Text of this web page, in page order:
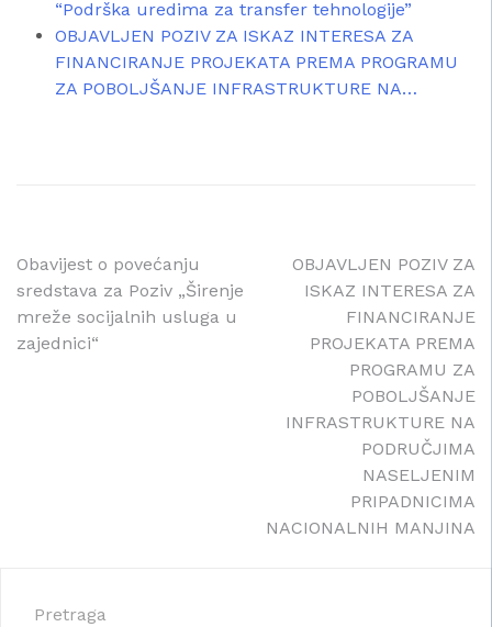
“Podrška uredima za transfer tehnologije”
OBJAVLJEN POZIV ZA ISKAZ INTERESA ZA
FINANCIRANJE PROJEKATA PREMA PROGRAMU
ZA POBOLJŠANJE INFRASTRUKTURE NA…
Navigacija
objava
Obavijest o povećanju
sredstava za Poziv „Širenje
mreže socijalnih usluga u
zajednici“
OBJAVLJEN POZIV ZA
ISKAZ INTERESA ZA
FINANCIRANJE
PROJEKATA PREMA
PROGRAMU ZA
POBOLJŠANJE
INFRASTRUKTURE NA
PODRUČJIMA
NASELJENIM
PRIPADNICIMA
NACIONALNIH MANJINA
Pretraga